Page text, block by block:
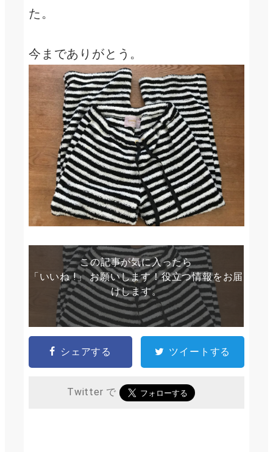
た。
今までありがとう。
この記事が気に入ったら
「いいね !」 お願いします！役立つ情報をお届
けします。
シェアする ツイートする
Twitter で